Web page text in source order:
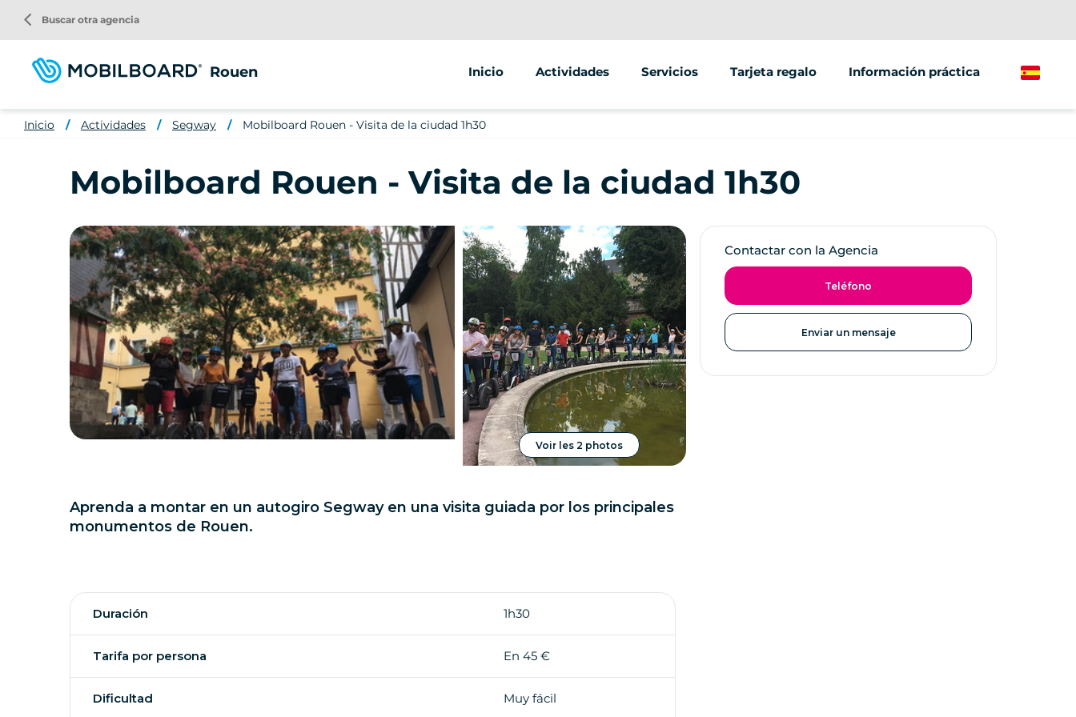
contenido
principal
Rouen Inicio Actividades
Segway
Servicios
Animaciones/grupos
Venta de vehículos
Tarjeta regalo Información práctica
arrow_back_ios Buscar otra agencia
Spanish
Inicio Actividades Segway Mobilboard Rouen - Visita de la ciudad 1h30
Mobilboard Rouen - Visita de la ciudad 1h30
Voir les 2 photos
Aprenda a montar en un autogiro Segway en una visita guiada por los principales
monumentos de Rouen.
Contactar con la Agencia
Teléfono
Enviar un mensaje
Duración 1h30
Tarifa por persona En 45 €
Dificultad Muy fácil